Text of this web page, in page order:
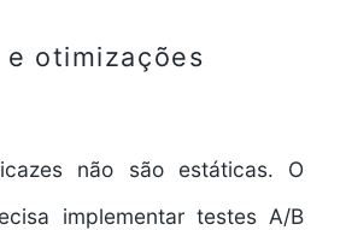
e otimizações
não são estáticas. O
implementar testes A/B